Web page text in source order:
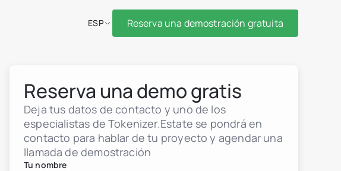
ESP Reserva una demostración gratuita
Reserva una demo gratis
Deja tus datos de contacto y uno de los
especialistas de Tokenizer.Estate se pondrá en
contacto para hablar de tu proyecto y agendar una
llamada de demostración
Tu nombre